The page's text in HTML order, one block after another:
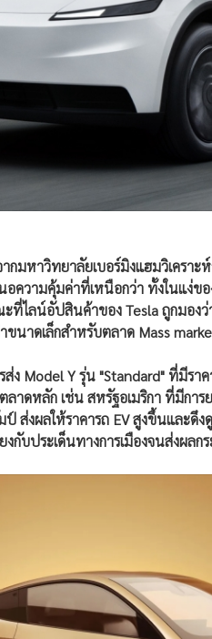
กมหาวิทยาลัยเบอร์มิงแฮมวิเครา
อความคุ้มค่าที่เหนือกว่า ทั้งในแง่
ที่ไลน์อัปสินค้าของ Tesla ถูกมอง
ขนาดเล็กสำหรับตลาด Mass
ส่ง Model Y รุ่น "Standard" ที่มีร
ลาดหลัก เช่น สหรัฐอเมริกา ที่มีก
ส่งผลให้ราคารถ EV สูงขึ้นและ
กับประเด็นทางการเมืองจนส่งผล